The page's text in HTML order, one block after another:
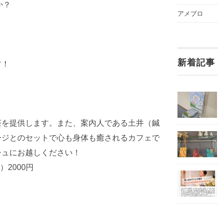
提供します。また、案内人である土井（鍼
とのセットで心も身体も癒されるカフェで
にお越しください！
2000円
アメブロ
新着記事